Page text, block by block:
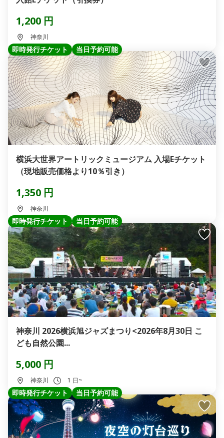
1,200 円
神奈川
即時発行チケット 当日予約可能
横浜大世界アートリックミュージアム 入場Eチケット
（現地販売価格より10％引き）
1,350 円
神奈川
即時発行チケット 当日予約可能
神奈川 2026横浜旭ジャズまつり<2026年8月30日 こ
ども自然公園...
5,000 円
神奈川 1 日~
即時発行チケット 当日予約可能